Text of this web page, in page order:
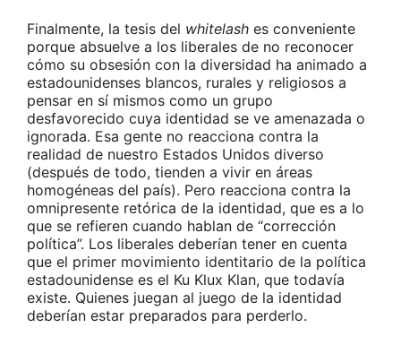
Finalmente, la tesis del whitelash es conveniente
porque absuelve a los liberales de no reconocer
cómo su obsesión con la diversidad ha animado a
estadounidenses blancos, rurales y religiosos a
pensar en sí mismos como un grupo
desfavorecido cuya identidad se ve amenazada o
ignorada. Esa gente no reacciona contra la
realidad de nuestro Estados Unidos diverso
(después de todo, tienden a vivir en áreas
homogéneas del país). Pero reacciona contra la
omnipresente retórica de la identidad, que es a lo
que se refieren cuando hablan de “corrección
política”. Los liberales deberían tener en cuenta
que el primer movimiento identitario de la política
estadounidense es el Ku Klux Klan, que todavía
existe. Quienes juegan al juego de la identidad
deberían estar preparados para perderlo.